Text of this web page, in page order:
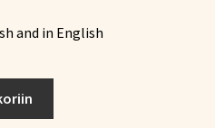
and in English